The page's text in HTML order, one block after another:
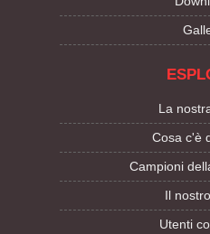
La
Cosa c'è
Campioni
Il
Utenti